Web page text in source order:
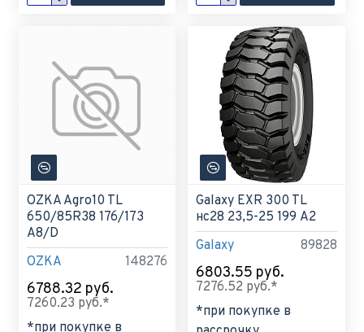
OZKA 148276
OZKA Agro10 TL
650/85R38 176/173
A8/D
6788.32 руб.
7260.23 руб.*
*при покупке в
Galaxy 89828
Galaxy EXR 300 TL
нс28 23,5-25 199 A2
6803.55 руб.
7276.52 руб.*
*при покупке в